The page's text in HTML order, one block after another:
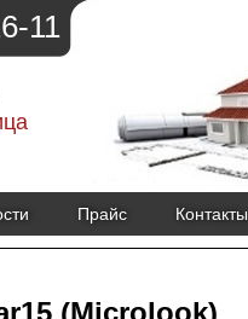
11
Прайс Контакты